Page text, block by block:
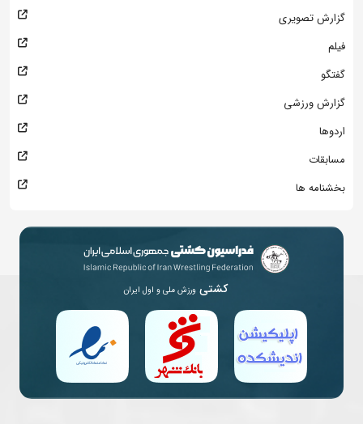
گزارش تصویری
فیلم
گفتگو
گزارش ورزشی
اردوها
مسابقات
بخشنامه ها
کشتی ورزش ملی و اول ایران